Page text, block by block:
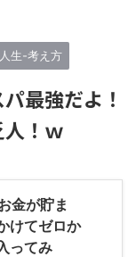
人生-考え方
最強だよ！
！ｗ
金が貯ま
けてゼロか
ってみ